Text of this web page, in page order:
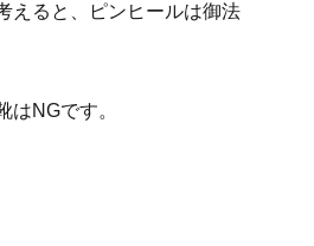
えると、ピンヒールは御法
はNGです。